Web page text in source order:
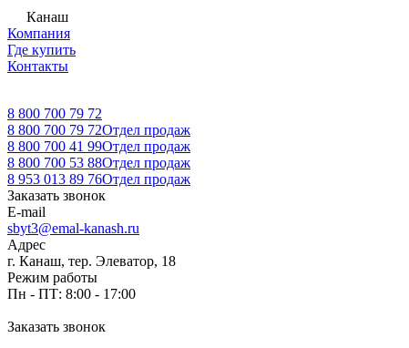
Канаш
Компания
Где купить
Контакты
8 800 700 79 72
8 800 700 79 72Отдел продаж
8 800 700 41 99Отдел продаж
8 800 700 53 88Отдел продаж
8 953 013 89 76Отдел продаж
Заказать звонок
E-mail
sbyt3@emal-kanash.ru
Адрес
г. Канаш, тер. Элеватор, 18
Режим работы
Пн - ПТ: 8:00 - 17:00
Заказать звонок